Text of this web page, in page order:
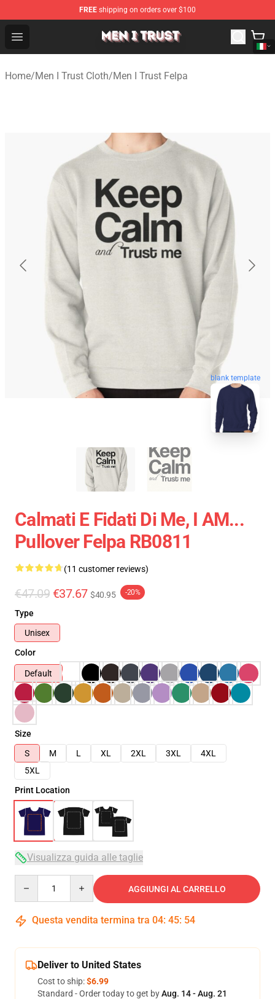
FREE shipping on orders over $100
Open menu
Men I Trust Shop - Official Men I Trust Merchandise Store
Home/Men I Trust Cloth/Men I Trust Felpa
blank template
Calmati E Fidati Di Me, I AM...
Pullover Felpa RB0811
(11 customer reviews)
€47.09 €37.67 $40.95 -20%
Type
Unisex
Color
Default
Size
S
M L XL 2XL 3XL
4XL
5XL
Print Location
Visualizza guida alle taglie
AGGIUNGI AL CARRELLO
Questa vendita termina tra 04: 45: 53
Deliver to United States
Cost to ship:$6.99
Standard - Order today to get byAug. 14 - Aug. 21